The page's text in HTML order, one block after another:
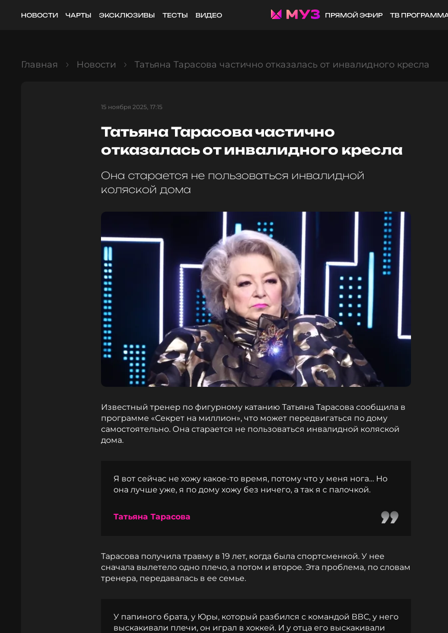
НОВОСТИ ЧАРТЫ ЭКСКЛЮЗИВЫ ТЕСТЫ ВИДЕО ПРЯМОЙ ЭФИР ТВ
Главная Новости Татьяна Тарасова частично отказалась от инвалидного кресла
15 ноября 2025, 17:15
Татьяна Тарасова частично
отказалась от инвалидного кресла
Она старается не пользоваться инвалидной
коляской дома
Известный тренер по фигурному катанию Татьяна Тарасова сообщила в
программе «Секрет на миллион», что может передвигаться по дому
самостоятельно. Она старается не пользоваться инвалидной коляской
дома.
Я вот сейчас не хожу какое-то время, потому что у меня нога… Но
она лучше уже, я по дому хожу без ничего, а так я с палочкой.
Татьяна Тарасова
Тарасова получила травму в 19 лет, когда была спортсменкой. У нее
сначала вылетело одно плечо, а потом и второе. Эта проблема, по словам
тренера, передавалась в ее семье.
У папиного брата, у Юры, который разбился с командой ВВС, у него
выскакивали плечи, он играл в хоккей. И у отца его выскакивали